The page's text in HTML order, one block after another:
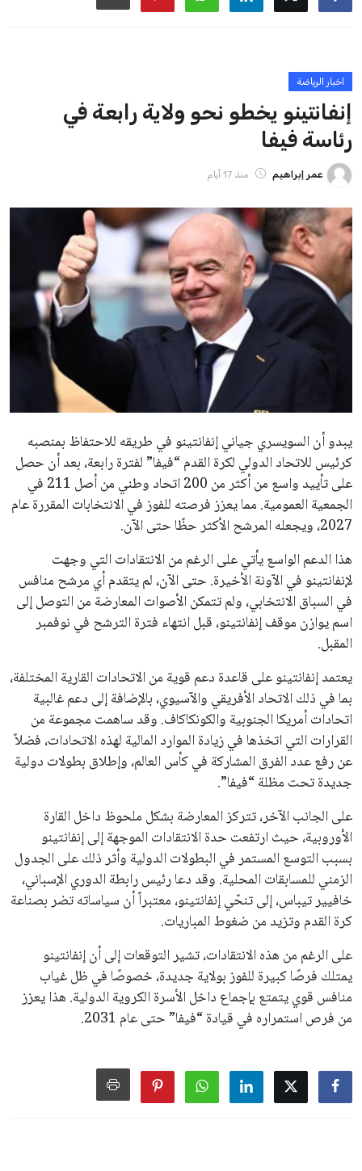
ايوا مصر
الاخبار الشائعة
إنفانتينو يخطو نحو ولاية رابعة في رئاسة فيفا
عمر إبراهيم
مستثمر هندي بريطاني يسعى لامتلاك حصة
عمر إبراهيم 22 يوليو 2026
تحقق من قهوتك المغشوشة 7 علامات تدل
على جودتها قبل أول رشفة
خالد فؤاد 18 يوليو 2026
القائمة البريدية
انضم إلى قائمة المشتركين لدينا لتحصل على أحدث الأخبار، التحديثات
والعروض الخاصة مباشرة في صندوق بريدك
اشتراك
جميع الحقوق محفوظة لموقعنا ايوا مصر